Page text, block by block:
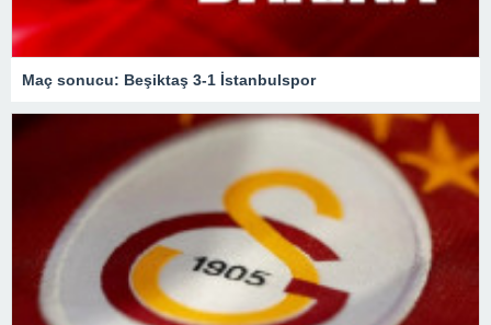
Maç sonucu: Beşiktaş 3-1 İstanbulspor